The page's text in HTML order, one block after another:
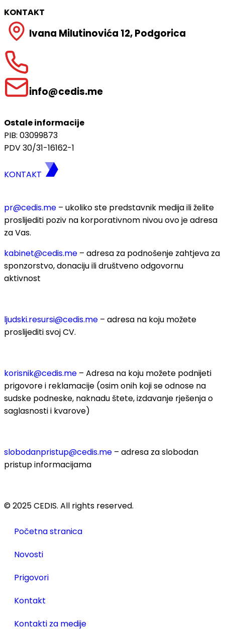
KONTAKT
Ivana Milutinovića 12, Podgorica
info@cedis.me
Ostale informacije
PIB: 03099873
PDV 30/31-16162-1
KONTAKT
pr@cedis.me – ukoliko ste predstavnik medija ili želite
proslijediti poziv na korporativnom nivou ovo je adresa
za Vas.
kabinet@cedis.me – adresa za podnošenje zahtjeva za
sponzorstvo, donaciju ili društveno odgovornu
aktivnost
ljudski.resursi@cedis.me – adresa na koju možete
proslijediti svoj CV.
korisnik@cedis.me – Adresa na koju možete podnijeti
prigovore i reklamacije (osim onih koji se odnose na
sudske podneske, naknadu štete, izdavanje rješenja o
saglasnosti i kvarove)
slobodanpristup@cedis.me – adresa za slobodan
pristup informacijama
© 2025 CEDIS. All rights reserved.
Početna stranica
Novosti
Prigovori
Kontakt
Kontakti za medije